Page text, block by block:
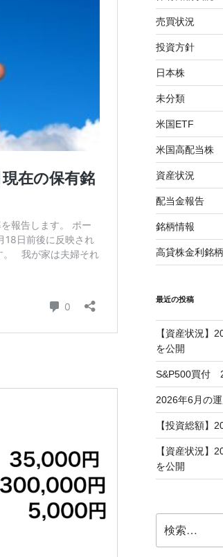
売買状況
投資方針
日本株
未分類
米国ETF
米国高配当株
資産状況
配当金報告
銘柄情報
高貸株金利銘柄
最近の投稿
【資産状況】
を公開
S&P500買付
2026年6月の
【投資総額】
【資産状況】
を公開
索: